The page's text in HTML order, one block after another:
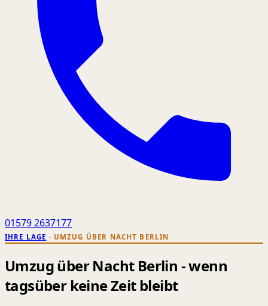
01579 2637177
IHRE LAGE · UMZUG ÜBER NACHT BERLIN
Umzug über Nacht Berlin - wenn
tagsüber keine Zeit bleibt